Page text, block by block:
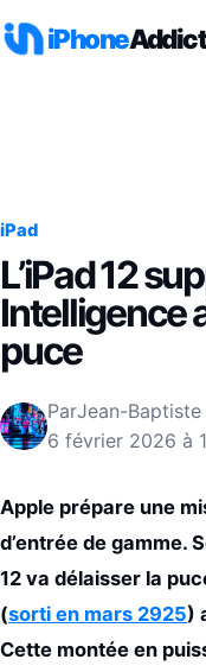
iPhoneAddict
iPad
L’iPad 12
Intelligence
puce
ParJean-Baptiste
6 février 2026 à
Apple prépare une
d’entrée de gamme.
12 va délaisser la
(sorti en mars 2925)
Cette montée en